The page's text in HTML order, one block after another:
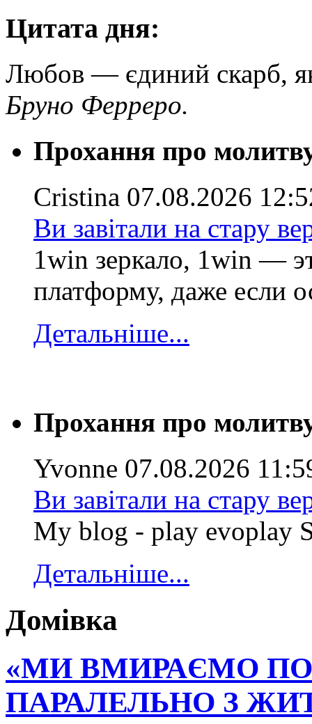
Цитата дня:
Любов — єдиний скарб,
Бруно Ферреро.
Прохання про
Cristina 07.08.2026
Ви завітали на стару
1win зеркало, 1win —
платформу, даже если
Детальніше...
Прохання про
Yvonne 07.08.2026
Ви завітали на стару
My blog - play evoplay
Детальніше...
Домівка
«МИ ВМИРАЄМО
ПАРАЛЕЛЬНО З